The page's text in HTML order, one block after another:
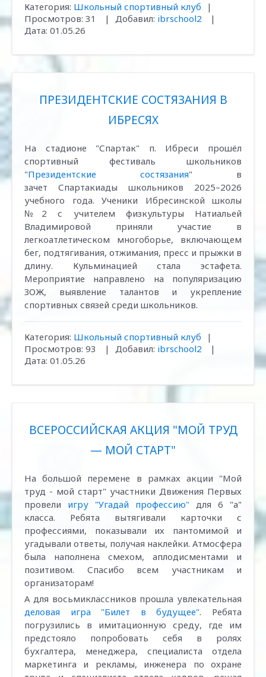
Категория: Школьный спортивный клуб
|
Просмотров: 31 | Добавил: ibrschool2
|
Дата: 01.05.26
ПРЕЗИДЕНТСКИЕ СОСТЯЗАНИЯ В
ИБРЕСЯХ
На стадионе "Спартак" п. Ибреси прошёл
спортивный фестиваль школьников
"Президентские состязания" в
зачет Спартакиады школьников 2025–2026
учебного года. Ученики Ибресинской школы
№2 с учителем физкультуры Натиальей
Владимировой приняли участие в
легкоатлетическом многоборье, включающем
бег, подтягивания, отжимания, пресс и прыжки в
длину. Кульминацией стала эстафета.
Мероприятие направлено на популяризацию
ЗОЖ, выявление талантов и укрепление
спортивных связей среди школьников.
Категория: Школьный спортивный клуб
|
Просмотров: 93 | Добавил: ibrschool2
|
Дата: 01.05.26
ВСЕРОССИЙСКАЯ АКЦИЯ "МОЙ ТРУД
— МОЙ СТАРТ"
На большой перемене в рамках акции "Мой
труд - мой старт" участники Движения Первых
провели игру "Угадай профессию" для 6 "а"
класса. Ребята вытягивали карточки с
профессиями, показывали их пантомимой и
угадывали ответы, получая наклейки. Атмосфера
была наполнена смехом, аплодисментами и
позитивом. Спасибо всем участникам и
организаторам!
А для восьмиклассников прошла увлекательная
деловая игра "Билет в будущее". Ребята
погрузились в имитационную среду, где им
предстояло попробовать себя в ролях
бухгалтера, менеджера, специалиста отдела
маркетинга и рекламы, инженера по охране